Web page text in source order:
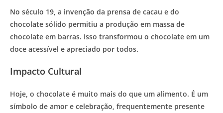
No século 19, a invenção da prensa de cacau e do
chocolate sólido permitiu a produção em massa de
chocolate em barras. Isso transformou o chocolate em um
doce acessível e apreciado por todos.
Impacto Cultural
Hoje, o chocolate é muito mais do que um alimento. É um
símbolo de amor e celebração, frequentemente presente